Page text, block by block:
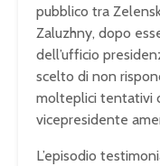
pubblico tra
Zaluzhny, dopo
dell’ufficio
scelto di non
molteplici tentativi
vicepresidente
L’episodio